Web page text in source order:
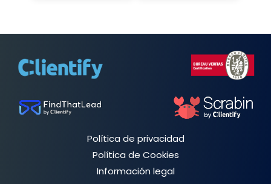
Política de privacidad
Política de Cookies
Información legal